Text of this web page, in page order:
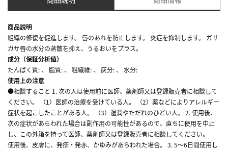
商品説明
組織の修復を促進します。 唇のあれを防止します。 炎症を抑制します。 ガサ
ガサ唇の水分の蒸散を抑え、うるおいをプラス。
成分（保証分析値）
たんぱく質: 、 脂質: 、 粗繊維: 、 灰分: 、 水分:
使用上の注意
●相談すること 1. 次の人は使用前に医師、薬剤師又は登録販売者に相談して
ください。 （1）医師の治療を受けている人。 （2）薬などによりアレルギー
症状を起こしたことがある人。 （3）湿潤やただれのひどい人。 2. 使用後、
次の症状があらわれた場合は副作用の可能性があるので、直ちに使用を中止
し、この外箱を持って医師、薬剤師又は登録販売者に相談してください。
使用後、皮膚に、発疹・発赤、かゆみがあらわれた場合。 3. 5～6日間使用し